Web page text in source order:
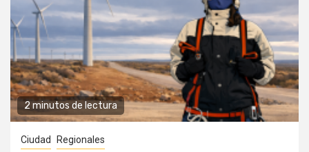
2 minutos de lectura
Ciudad Regionales